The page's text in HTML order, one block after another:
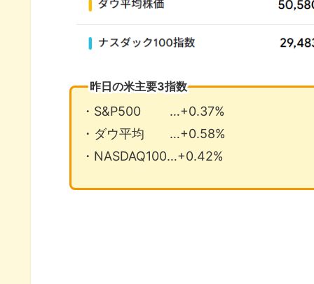
昨日の米主要3指数
・S&P500 …+0.37%
・ダウ平均 …+0.58%
・NASDAQ100…+0.42%